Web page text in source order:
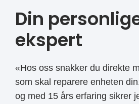
Din
ekspert
«Hos oss snakker du direkte
som skal reparere enheten
og med 15 års erfaring sikrer